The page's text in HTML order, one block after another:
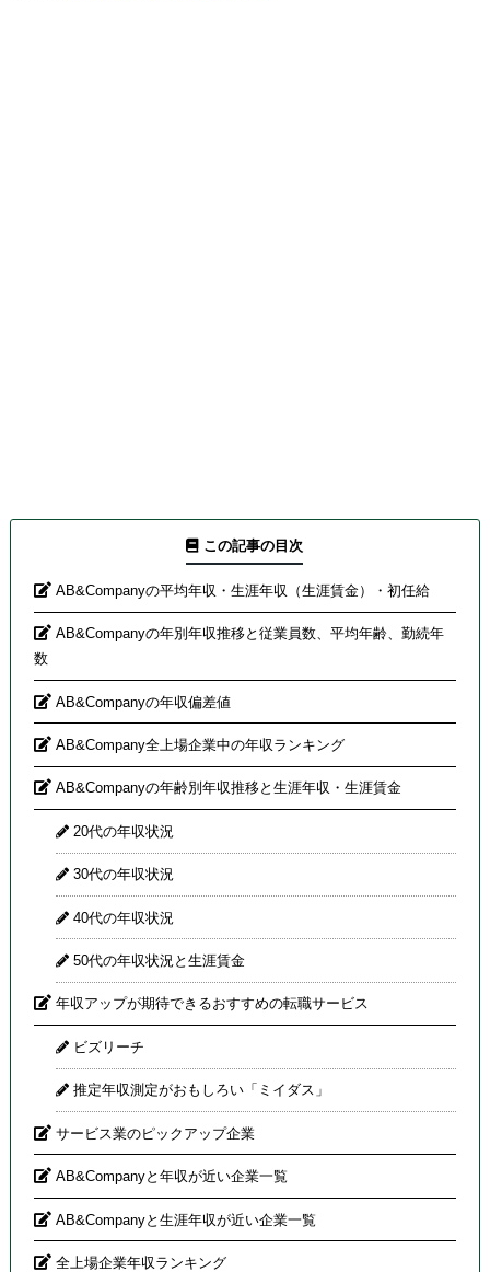
この記事の目次
AB&Companyの平均年収・生涯年収（生涯賃金）・初任給
AB&Companyの年別年収推移と従業員数、平均年齢、勤続年
数
AB&Companyの年収偏差値
AB&Company全上場企業中の年収ランキング
AB&Companyの年齢別年収推移と生涯年収・生涯賃金
20代の年収状況
30代の年収状況
40代の年収状況
50代の年収状況と生涯賃金
年収アップが期待できるおすすめの転職サービス
ビズリーチ
推定年収測定がおもしろい「ミイダス」
サービス業のピックアップ企業
AB&Companyと年収が近い企業一覧
AB&Companyと生涯年収が近い企業一覧
全上場企業年収ランキング